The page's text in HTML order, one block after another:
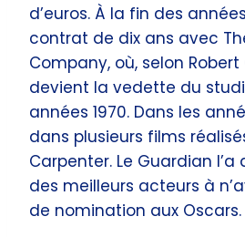
d’euros. À la fin des
contrat de dix ans avec
Company, où, selon Robert
devient la vedette du
années 1970. Dans les
dans plusieurs films
Carpenter. Le Guardian l’a
des meilleurs acteurs à
de nomination aux Oscars.